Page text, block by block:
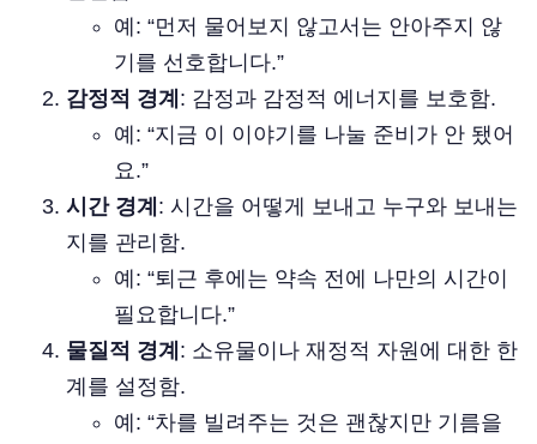
예: “먼저 물어보지 않고서는 안아주지 않
기를 선호합니다.”
감정적 경계 : 감정과 감정적 에너지를 보호함.
예: “지금 이 이야기를 나눌 준비가 안 됐어
요.”
시간 경계 : 시간을 어떻게 보내고 누구와 보내는
지를 관리함.
예: “퇴근 후에는 약속 전에 나만의 시간이
필요합니다.”
물질적 경계 : 소유물이나 재정적 자원에 대한 한
계를 설정함.
예: “차를 빌려주는 것은 괜찮지만 기름을